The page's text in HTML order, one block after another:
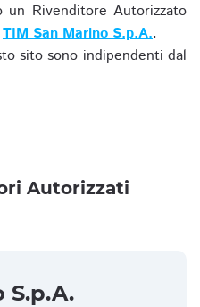
un Rivenditore Autorizzato
TIM San Marino S.p.A..
sito sono indipendenti dal
Autorizzati
S.p.A.